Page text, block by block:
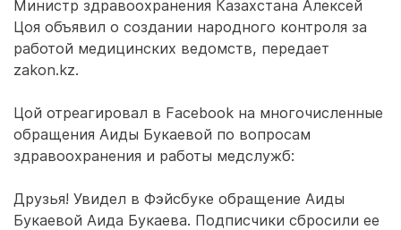
Министр здравоохранения Казахстана Алексей
Цоя объявил о создании народного контроля за
работой медицинских ведомств, передает
zakon.kz.
Цой отреагировал в Facebook на многочисленные
обращения Аиды Букаевой по вопросам
здравоохранения и работы медслужб:
Друзья! Увидел в Фэйсбуке обращение Аиды
Букаевой Аида Букаева. Подписчики сбросили ее